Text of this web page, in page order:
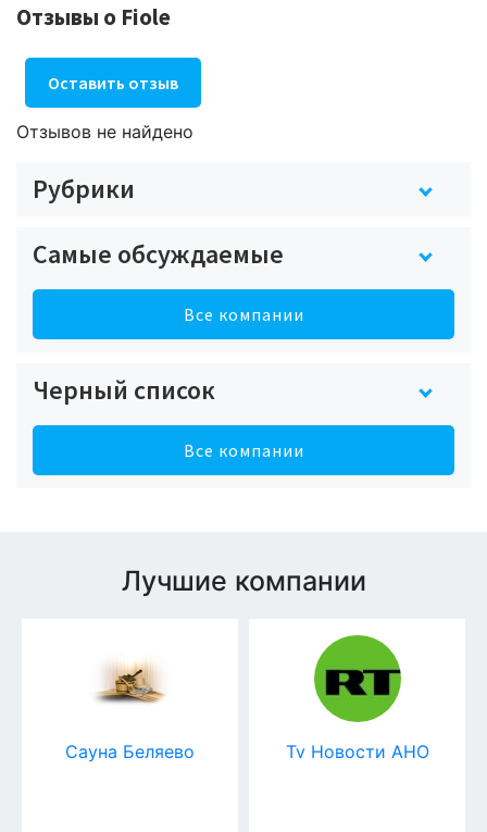
Отзывы о Fiole
Оставить отзыв
Отзывов не найдено
Рубрики
Самые обсуждаемые
Все компании
Черный список
Все компании
Лучшие компании
Сауна Беляево Tv Новости АНО